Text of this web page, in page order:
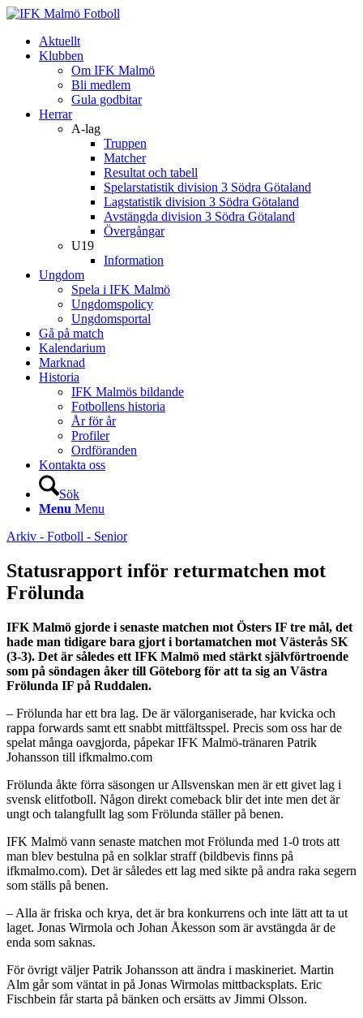
Aktuellt
Klubben
Om IFK Malmö
Bli medlem
Gula godbitar
Herrar
A-lag
Truppen
Matcher
Resultat och tabell
Spelarstatistik division 3 Södra Götaland
Lagstatistik division 3 Södra Götaland
Avstängda division 3 Södra Götaland
Övergångar
U19
Information
Ungdom
Spela i IFK Malmö
Ungdomspolicy
Ungdomsportal
Gå på match
Kalendarium
Marknad
Historia
IFK Malmös bildande
Fotbollens historia
År för år
Profiler
Ordföranden
Kontakta oss
Sök
Menu Menu
Arkiv - Fotboll - Senior
Statusrapport inför returmatchen mot
Frölunda
IFK Malmö gjorde i senaste matchen mot Östers IF tre mål, det
hade man tidigare bara gjort i bortamatchen mot Västerås SK
(3-3). Det är således ett IFK Malmö med stärkt självförtroende
som på söndagen åker till Göteborg för att ta sig an Västra
Frölunda IF på Ruddalen.
– Frölunda har ett bra lag. De är välorganiserade, har kvicka och
rappa forwards samt ett snabbt mittfältsspel. Precis som oss har de
spelat många oavgjorda, påpekar IFK Malmö-tränaren Patrik
Johansson till ifkmalmo.com
Frölunda åkte förra säsongen ur Allsvenskan men är ett givet lag i
svensk elitfotboll. Någon direkt comeback blir det inte men det är
ungt och talangfullt lag som Frölunda ställer på benen.
IFK Malmö vann senaste matchen mot Frölunda med 1-0 trots att
man blev bestulna på en solklar straff (bildbevis finns på
ifkmalmo.com). Det är således ett lag med sikte på andra raka segern
som ställs på benen.
– Alla är friska och krya, det är bra konkurrens och inte lätt att ta ut
laget. Jonas Wirmola och Johan Åkesson som är avstängda är de
enda som saknas.
För övrigt väljer Patrik Johansson att ändra i maskineriet. Martin
Alm går som väntat in på Jonas Wirmolas mittbacksplats. Eric
Fischbein får starta på bänken och ersätts av Jimmi Olsson.